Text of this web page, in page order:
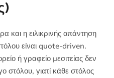
και η ειλικρινής απάντηση
είναι quote-driven.
ή γραφείο μεσιτείας δεν
στόλου, γιατί κάθε στόλος